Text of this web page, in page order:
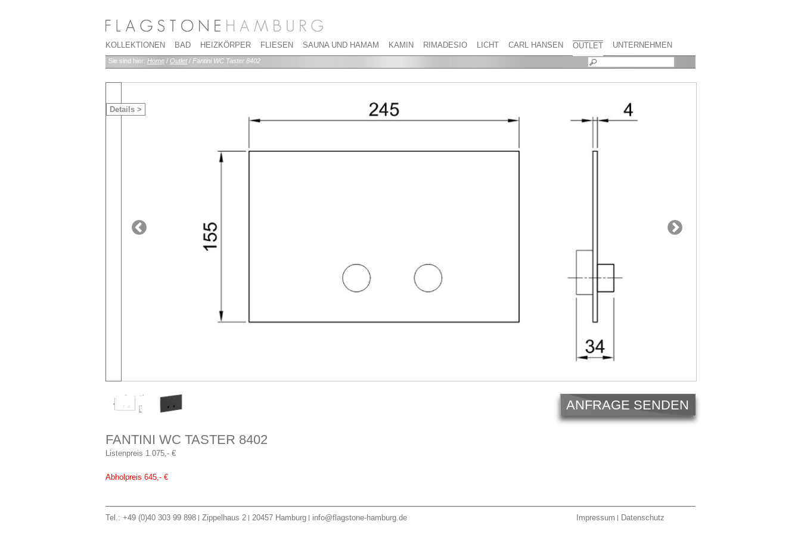
KOLLEKTIONEN BAD HEIZKÖRPER FLIESEN SAUNA UND HAMAM KAMIN RIMADESIO LICHT CARL HANSEN OUTLET UNTERNEHMEN
Sie sind hier: Home / Outlet / Fantini WC Taster 8402
Details >
ANFRAGE SENDEN
FANTINI WC TASTER 8402
Listenpreis 1.075,- €
Abholpreis 645,- €
Tel.: +49 (0)40 303 99 898 Zippelhaus 2 20457 Hamburg info@flagstone-hamburg.de Impressum Datenschutz